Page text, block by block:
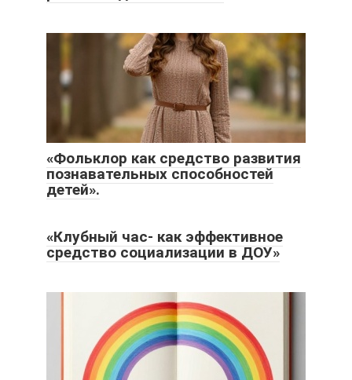
«Фольклор как средство развития
познавательных способностей
детей».
«Клубный час- как эффективное
средство социализации в ДОУ»